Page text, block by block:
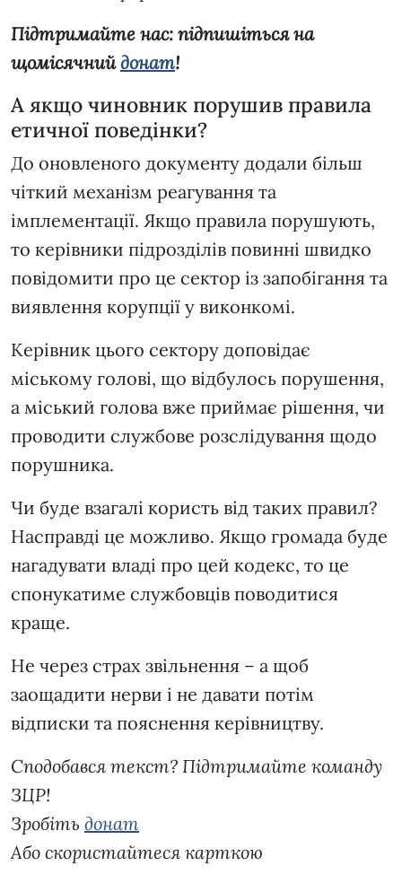
Підтримайте нас: підпишіться на
щомісячнийдонат!
А якщо чиновник порушив правила
етичної поведінки?
До оновленого документу додали більш
чіткий механізм реагування та
імплементації. Якщо правила порушують,
то керівники підрозділів повинні швидко
повідомити про це сектор із запобігання та
виявлення корупції у виконкомі.
Керівник цього сектору доповідає
міському голові, що відбулось порушення,
а міський голова вже приймає рішення, чи
проводити службове розслідування щодо
порушника.
Чи буде взагалі користь від таких правил?
Насправді це можливо. Якщо громада буде
нагадувати владі про цей кодекс, то це
спонукатиме службовців поводитися
краще.
Не через страх звільнення – а щоб
заощадити нерви і не давати потім
відписки та пояснення керівництву.
Сподобався текст? Підтримайте команду
ЗЦР!
Зробіть донат
Або скористайтеся карткою